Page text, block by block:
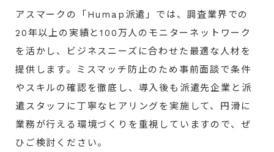
アスマークの「Humap派遣」では、調査業界での
20年以上の実績と100万人のモニターネットワーク
を活かし、ビジネスニーズに合わせた最適な人材を
提供します。ミスマッチ防止のため事前面談で条件
やスキルの確認を徹底し、導入後も派遣先企業と派
遣スタッフに丁寧なヒアリングを実施して、円滑に
業務が行える環境づくりを重視していますので、ぜ
ひご検討ください。